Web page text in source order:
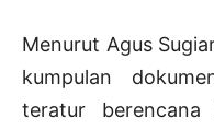
Menurut Agus
kumpulan
teratur berencana